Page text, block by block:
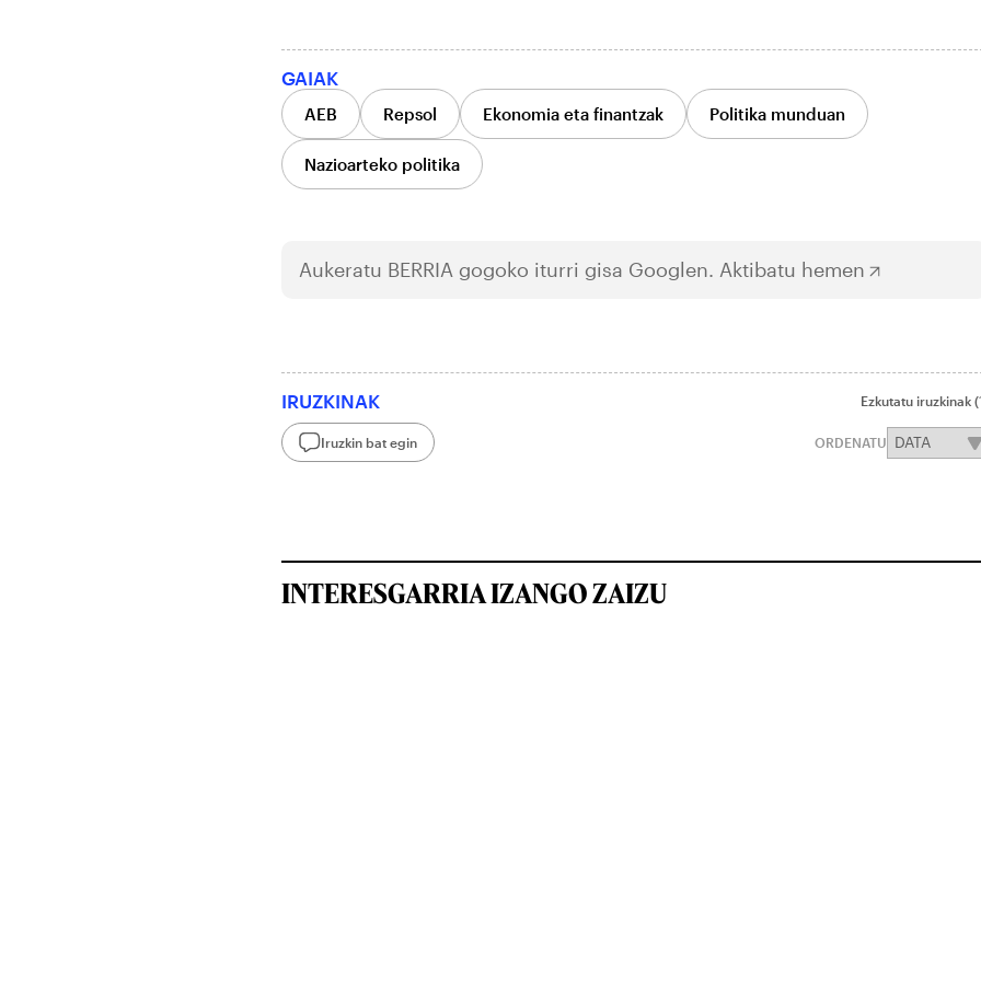
GAIAK
AEB Repsol Ekonomia eta finantzak Politika munduan
Nazioarteko politika
Aukeratu BERRIA gogoko iturri gisa Googlen. Aktibatu hemen
IRUZKINAK Ezkutatu iruzkinak
Iruzkin bat egin ORDENATU
INTERESGARRIA IZANGO ZAIZU